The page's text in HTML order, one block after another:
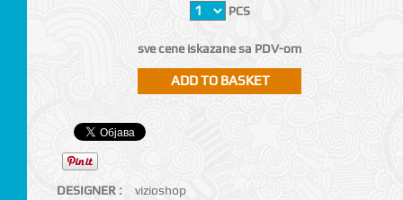
PCS
sve cene iskazane sa PDV-om
DESIGNER :
vizioshop